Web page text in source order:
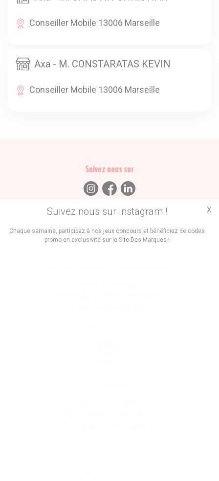
Conseiller Mobile 13006 Marseille
Axa - M. CONSTARATAS KEVIN
Conseiller Mobile 13006 Marseille
Suivez nous sur Instagram !
Chaque semaine, participez à nos jeux concours et bénéficiez de codes
promo en exclusivité sur le Site Des Marques !
X
Suivez nous sur
Trouvez des
Promos Marques Boutiques